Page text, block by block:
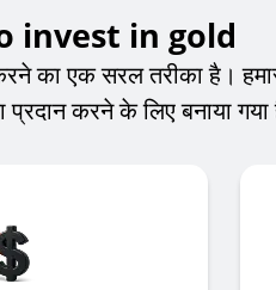
invest in gold
एक सरल तरीका है।
करने के लिए बनाया गया